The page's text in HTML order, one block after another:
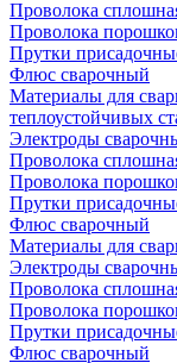
Проволока
Проволока
Прутки
Флюс сварочный
Материалы для
теплоустойчивых
Электроды
Проволока
Проволока
Прутки
Флюс сварочный
Материалы для
Электроды
Проволока
Проволока
Прутки
Флюс сварочный